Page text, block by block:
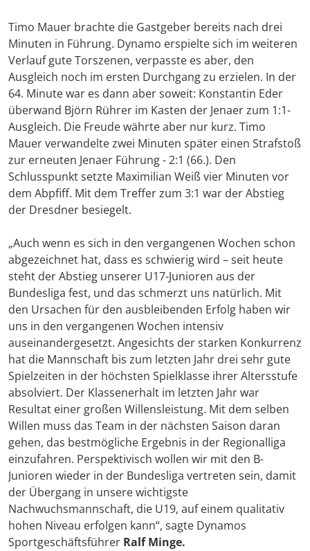
Timo Mauer brachte die Gastgeber bereits nach drei
Minuten in Führung. Dynamo erspielte sich im weiteren
Verlauf gute Torszenen, verpasste es aber, den
Ausgleich noch im ersten Durchgang zu erzielen. In der
64. Minute war es dann aber soweit: Konstantin Eder
überwand Björn Rührer im Kasten der Jenaer zum 1:1-
Ausgleich. Die Freude währte aber nur kurz. Timo
Mauer verwandelte zwei Minuten später einen Strafstoß
zur erneuten Jenaer Führung - 2:1 (66.). Den
Schlusspunkt setzte Maximilian Weiß vier Minuten vor
dem Abpfiff. Mit dem Treffer zum 3:1 war der Abstieg
der Dresdner besiegelt.
„Auch wenn es sich in den vergangenen Wochen schon
abgezeichnet hat, dass es schwierig wird – seit heute
steht der Abstieg unserer U17-Junioren aus der
Bundesliga fest, und das schmerzt uns natürlich. Mit
den Ursachen für den ausbleibenden Erfolg haben wir
uns in den vergangenen Wochen intensiv
auseinandergesetzt. Angesichts der starken Konkurrenz
hat die Mannschaft bis zum letzten Jahr drei sehr gute
Spielzeiten in der höchsten Spielklasse ihrer Altersstufe
absolviert. Der Klassenerhalt im letzten Jahr war
Resultat einer großen Willensleistung. Mit dem selben
Willen muss das Team in der nächsten Saison daran
gehen, das bestmögliche Ergebnis in der Regionalliga
einzufahren. Perspektivisch wollen wir mit den B-
Junioren wieder in der Bundesliga vertreten sein, damit
der Übergang in unsere wichtigste
Nachwuchsmannschaft, die U19, auf einem qualitativ
hohen Niveau erfolgen kann“, sagte Dynamos
Sportgeschäftsführer Ralf Minge.